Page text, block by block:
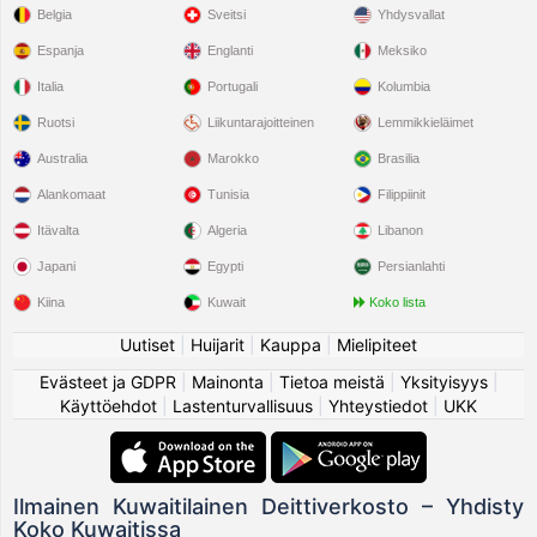
Belgia
Espanja
Italia
Ruotsi
Sveitsi
Englanti
Portugali
Liikuntarajoitteinen
Yhdysvallat
Meksiko
Kolumbia
Lemmikkieläimet
Australia
Alankomaat
Itävalta
Japani
Kiina
Marokko
Tunisia
Algeria
Egypti
Kuwait
Brasilia
Filippiinit
Libanon
Persianlahti
Koko lista
Uutiset Huijarit Kauppa
Mielipiteet
Evästeet ja GDPR
Mainonta Tietoa meistä Yksityisyys|
Käyttöehdot
Lastenturvallisuus Yhteystiedot UKK
Ilmainen Kuwaitilainen Deittiverkosto – Yhdisty
Koko Kuwaitissa